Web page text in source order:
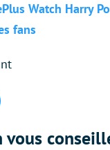
Watch Harry
fans
vous